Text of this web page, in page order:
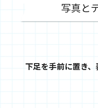
写真と
下足を手前に置き